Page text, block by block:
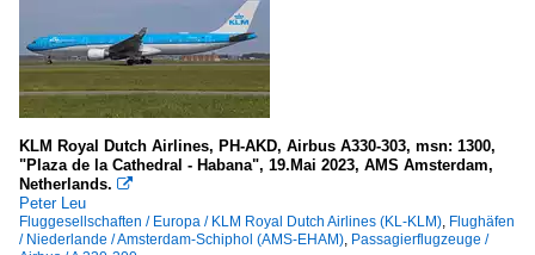
KLM Royal Dutch Airlines, PH-AKD, Airbus A330-303, msn: 1300,
"Plaza de la Cathedral - Habana", 19.Mai 2023, AMS Amsterdam,
Netherlands. 
Peter Leu
Fluggesellschaften / Europa / KLM Royal Dutch Airlines (KL-KLM), Flughäfen
/ Niederlande / Amsterdam-Schiphol (AMS-EHAM), Passagierflugzeuge /